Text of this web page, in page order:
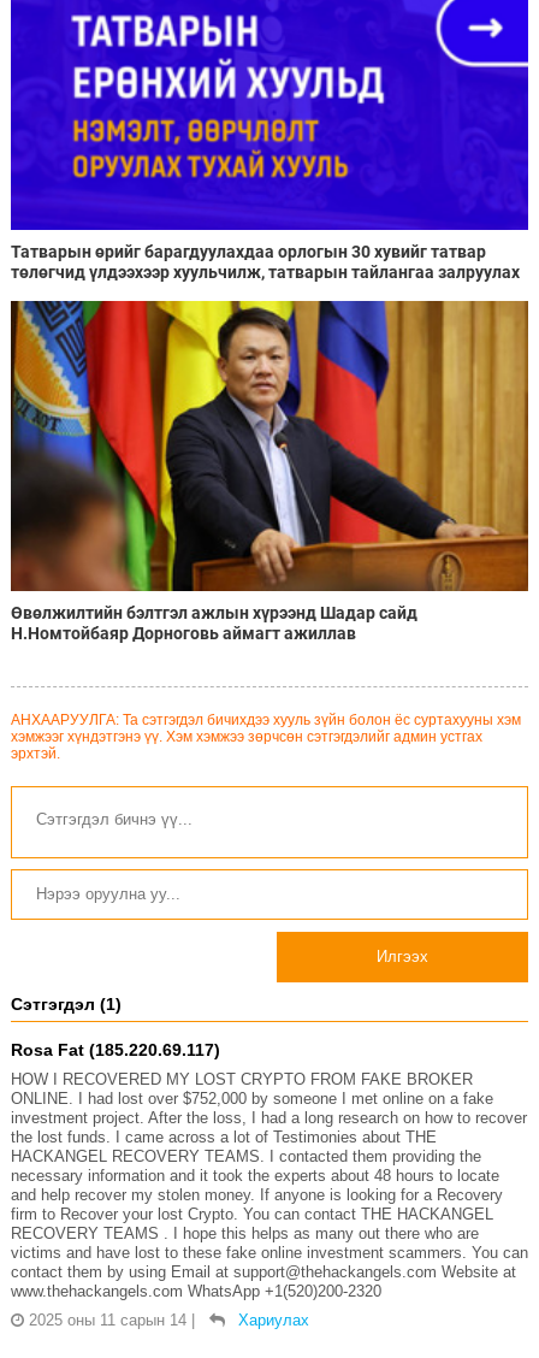
Татварын өрийг барагдуулахдаа орлогын 30 хувийг татвар
төлөгчид үлдээхээр хуульчилж, татварын тайлангаа залруулах
Өвөлжилтийн бэлтгэл ажлын хүрээнд Шадар сайд
Н.Номтойбаяр Дорноговь аймагт ажиллав
АНХААРУУЛГА: Та сэтгэгдэл бичихдээ хууль зүйн болон ёс суртахууны хэм
хэмжээг хүндэтгэнэ үү. Хэм хэмжээ зөрчсөн сэтгэгдэлийг админ устгах
эрхтэй.
Илгээх
Сэтгэгдэл (1)
Rosa Fat (185.220.69.117)
HOW I RECOVERED MY LOST CRYPTO FROM FAKE BROKER
ONLINE. I had lost over $752,000 by someone I met online on a fake
investment project. After the loss, I had a long research on how to recover
the lost funds. I came across a lot of Testimonies about THE
HACKANGEL RECOVERY TEAMS. I contacted them providing the
necessary information and it took the experts about 48 hours to locate
and help recover my stolen money. If anyone is looking for a Recovery
firm to Recover your lost Crypto. You can contact THE HACKANGEL
RECOVERY TEAMS . I hope this helps as many out there who are
victims and have lost to these fake online investment scammers. You can
contact them by using Email at support@thehackangels.com Website at
www.thehackangels.com WhatsApp +1(520)200-2320
2025 оны 11 сарын 14 | Хариулах